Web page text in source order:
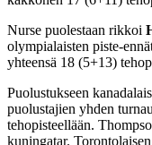
Nurse puolestaan rikkoi
olympialaisten piste-
yhteensä 18 (5+13)
Puolustukseen
puolustajien yhden
tehopisteellään.
kuningatar.